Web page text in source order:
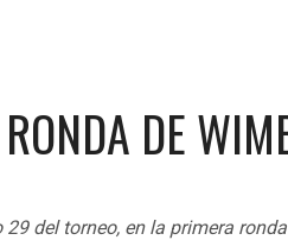
DE
del torneo, en la primera